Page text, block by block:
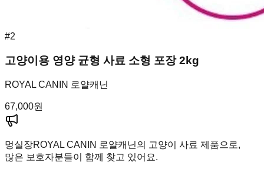
#2
고양이용 영양 균형 사료 소형 포장 2kg
ROYAL CANIN 로얄캐닌
67,000원
멍실장ROYAL CANIN 로얄캐닌의 고양이 사료 제품으로,
많은 보호자분들이 함께 찾고 있어요.